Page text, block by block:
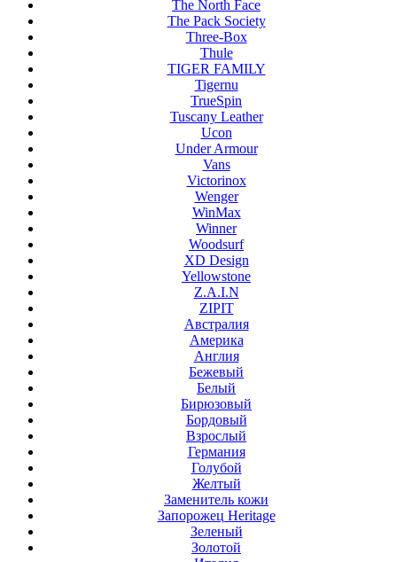
The North Face
The Pack Society
Three-Box
Thule
TIGER FAMILY
Tigernu
TrueSpin
Tuscany Leather
Ucon
Under Armour
Vans
Victorinox
Wenger
WinMax
Winner
Woodsurf
XD Design
Yellowstone
Z.A.I.N
ZIPIT
Австралия
Америка
Англия
Бежевый
Белый
Бирюзовый
Бордовый
Взрослый
Германия
Голубой
Желтый
Заменитель кожи
Запорожец Heritage
Зеленый
Золотой